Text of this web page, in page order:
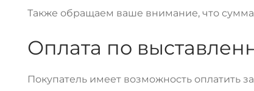
Также обращаем ваше внимание, что
Оплата по
Покупатель имеет возможность оплатить